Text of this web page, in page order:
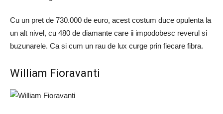
Cu un pret de 730.000 de euro, acest costum duce opulenta la
un alt nivel, cu 480 de diamante care ii impodobesc reverul si
buzunarele. Ca si cum un rau de lux curge prin fiecare fibra.
William Fioravanti